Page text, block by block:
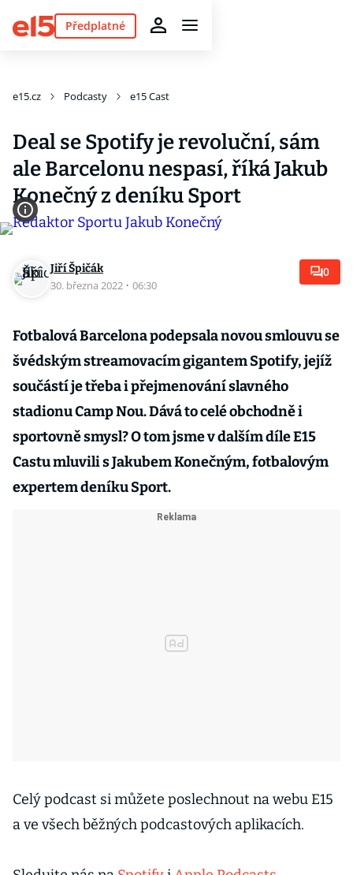
Předplatné
e15.cz Podcasty e15 Cast
Deal se Spotify je revoluční, sám
ale Barcelonu nespasí, říká Jakub
Konečný z deníku Sport
Jiří Špičák
30. března 2022 · 06:30
0
Fotbalová Barcelona podepsala novou smlouvu se
švédským streamovacím gigantem Spotify, jejíž
součástí je třeba i přejmenování slavného
stadionu Camp Nou. Dává to celé obchodně i
sportovně smysl? O tom jsme v dalším díle E15
Castu mluvili s Jakubem Konečným, fotbalovým
expertem deníku Sport.
Celý podcast si můžete poslechnout na webu E15
a ve všech běžných podcastových aplikacích.